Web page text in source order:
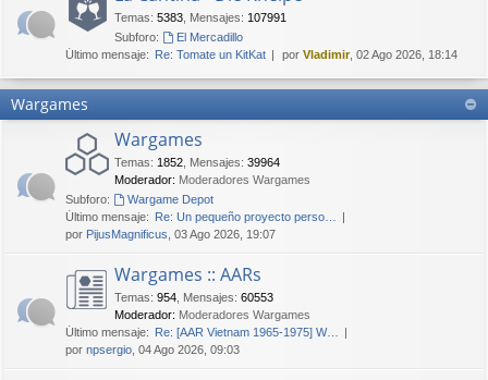
Temas: 5383 Mensajes: 107991
Subforo:
El Mercadillo
Último mensaje: Re: Tomate un KitKat por Vladimir, 02 Ago 2026, 18:14
Wargames
Wargames
Temas: 1852 Mensajes: 39964
Moderador: Moderadores Wargames
Subforo:
Wargame Depot
Último mensaje: Re: Un pequeño proyecto perso…
por PijusMagnificus , 03 Ago 2026, 19:07
Wargames :: AARs
Temas: 954 Mensajes: 60553
Moderador: Moderadores Wargames
Último mensaje: Re: [AAR Vietnam 1965-1975] W…
por npsergio , 04 Ago 2026, 09:03